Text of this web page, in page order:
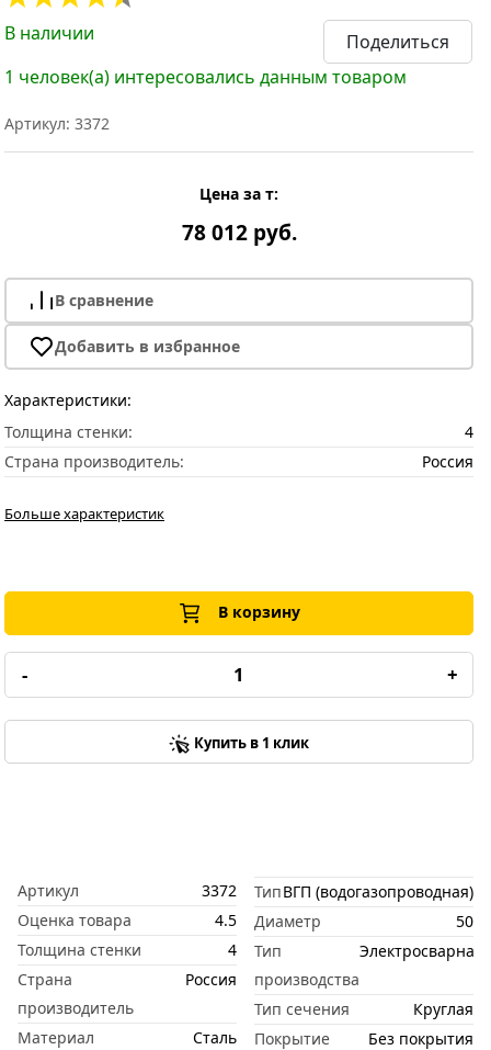
В наличии
Поделиться
1 человек(а) интересовались данным товаром
Артикул: 3372
Цена за т:
78 012 руб.
В сравнение
Добавить в избранное
Характеристики:
Толщина стенки:
4
Страна производитель:
Россия
Больше характеристик
В корзину
- +
Купить в 1 клик
Артикул
3372
Оценка товара
4.5
Толщина стенки
4
Страна
производитель
Россия
Материал
Сталь
ТипВГП (водогазопроводная)
Диаметр
50
Тип
производства
Электросварная
Тип сечения
Круглая
Покрытие
Без покрытия